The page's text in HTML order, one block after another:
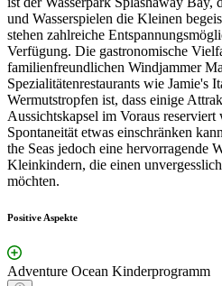
und Wasserspielen die Kleinen
stehen zahlreiche
Verfügung. Die gastronomische
familienfreundlichen Windjammer
Spezialitätenrestaurants wie Jamie's
Wermutstropfen ist, dass einige
Aussichtskapsel im Voraus reserviert
Spontaneität etwas einschränken
the Seas jedoch eine hervorragende
Kleinkindern, die einen
möchten.
Positive Aspekte
Adventure Ocean Kinderprogramm